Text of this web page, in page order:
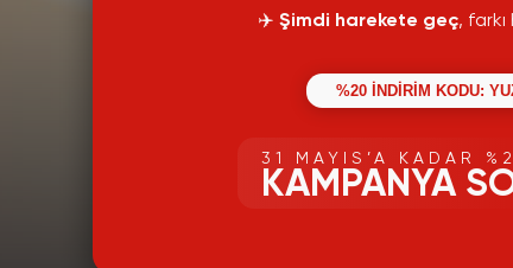
✈️ Şimdi harekete geç,
%20 İNDİRİM KODU:
31 MAYIS’A KADAR
KAMPANYA